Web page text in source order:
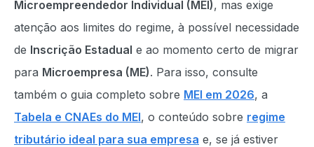
Microempreendedor Individual (MEI), mas exige
atenção aos limites do regime, à possível necessidade
de Inscrição Estadual e ao momento certo de migrar
para Microempresa (ME). Para isso, consulte
também o guia completo sobre MEI em 2026, a
Tabela e CNAEs do MEI, o conteúdo sobre regime
tributário ideal para sua empresa e, se já estiver